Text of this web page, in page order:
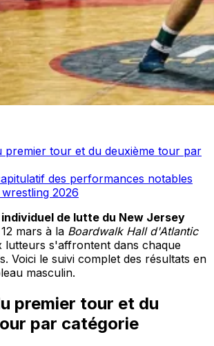
premier tour et du deuxième tour par
des performances notables
2026
de lutte du New Jersey
mars à la Boardwalk Hall d'Atlantic
lutteurs s'affrontent dans chaque
Voici le suivi complet des résultats en
masculin.
premier tour et du
par catégorie